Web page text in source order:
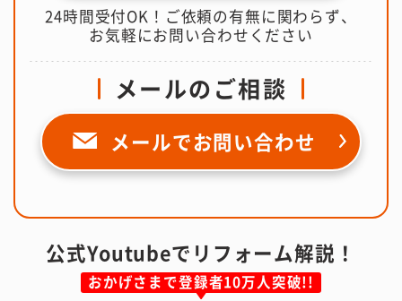
24時間受付OK！ご依頼の有無に関わらず、
お気軽にお問い合わせください
メールのご相談
メールでお問い合わせ
公式Youtubeでリフォーム解説！
おかげさまで登録者10万人突破!!